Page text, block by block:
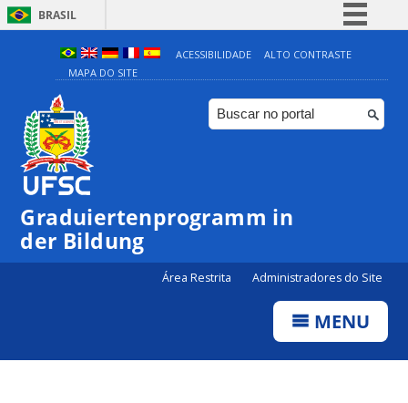
BRASIL
Simplifique!
Comunica BR
Participe
ACESSIBILIDADE
ALTO CONTRASTE
MAPA DO SITE
Graduiertenprogramm in
der Bildung
Área Restrita Administradores do Site
MENU